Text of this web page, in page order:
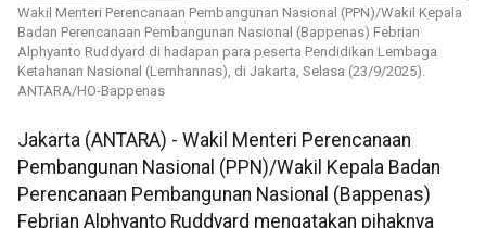
Wakil Menteri Perencanaan Pembangunan Nasional (PPN)/Wakil Kepala
Badan Perencanaan Pembangunan Nasional (Bappenas) Febrian
Alphyanto Ruddyard di hadapan para peserta Pendidikan Lembaga
Ketahanan Nasional (Lemhannas), di Jakarta, Selasa (23/9/2025).
ANTARA/HO-Bappenas
Jakarta (ANTARA) - Wakil Menteri Perencanaan
Pembangunan Nasional (PPN)/Wakil Kepala Badan
Perencanaan Pembangunan Nasional (Bappenas)
Febrian Alphyanto Ruddyard mengatakan pihaknya